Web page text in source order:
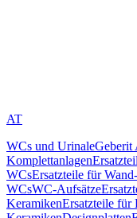
AT
WCs und UrinaleGeberit
Komplettanlagen
WCsErsatzteile für
WCsWC-Aufsätze
KeramikenErsatzteile für